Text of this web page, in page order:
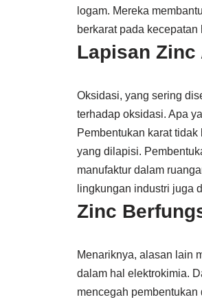
logam. Mereka
berkarat pada
Lapisan Zinc
Oksidasi, yang sering
terhadap oksidasi. Apa
Pembentukan karat
yang dilapisi.
manufaktur dalam
lingkungan industri juga
Zinc
Menariknya, alasan lain
dalam hal elektrokimia.
mencegah